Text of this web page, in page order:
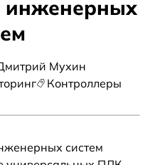
инженерных
Мухин
Контроллеры
систем